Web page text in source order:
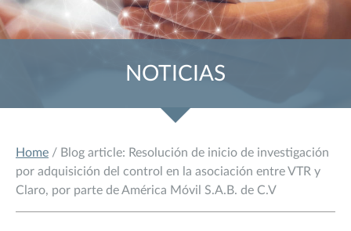
NOTICIAS
Home / Blog article: Resolución de inicio de investigación
por adquisición del control en la asociación entre VTR y
Claro, por parte de América Móvil S.A.B. de C.V